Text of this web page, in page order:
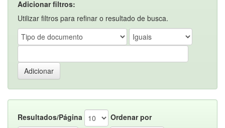
Adicionar filtros:
Utilizar filtros para refinar o resultado de busca.
Resultados/Página
Ordenar por